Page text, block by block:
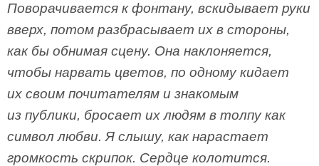
Поворачивается к фонтану, вскидывает руки
вверх, потом разбрасывает их в стороны,
как бы обнимая сцену. Она наклоняется,
чтобы нарвать цветов, по одному кидает
их своим почитателям и знакомым
из публики, бросает их людям в толпу как
символ любви. Я слышу, как нарастает
громкость скрипок. Сердце колотится.